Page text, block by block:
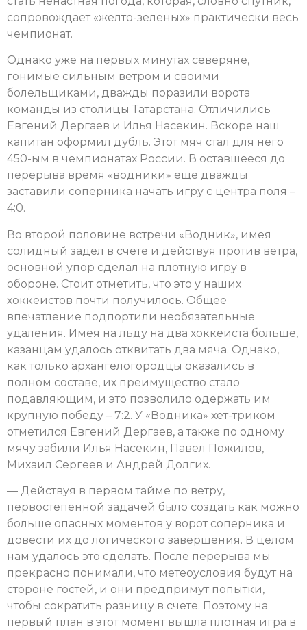
сопровождает «желто-зеленых» практически весь
чемпионат.
Однако уже на первых минутах северяне,
гонимые сильным ветром и своими
болельщиками, дважды поразили ворота
команды из столицы Татарстана. Отличились
Евгений Дергаев и Илья Насекин. Вскоре наш
капитан оформил дубль. Этот мяч стал для него
450-ым в чемпионатах России. В оставшееся до
перерыва время «водники» еще дважды
заставили соперника начать игру с центра поля –
4:0.
Во второй половине встречи «Водник», имея
солидный задел в счете и действуя против ветра,
основной упор сделал на плотную игру в
обороне. Стоит отметить, что это у наших
хоккеистов почти получилось. Общее
впечатление подпортили необязательные
удаления. Имея на льду на два хоккеиста больше,
казанцам удалось отквитать два мяча. Однако,
как только архангелогородцы оказались в
полном составе, их преимущество стало
подавляющим, и это позволило одержать им
крупную победу – 7:2. У «Водника» хет-триком
отметился Евгений Дергаев, а также по одному
мячу забили Илья Насекин, Павел Пожилов,
Михаил Сергеев и Андрей Долгих.
— Действуя в первом тайме по ветру,
первостепенной задачей было создать как можно
больше опасных моментов у ворот соперника и
довести их до логического завершения. В целом
нам удалось это сделать. После перерыва мы
прекрасно понимали, что метеоусловия будут на
стороне гостей, и они предпримут попытки,
чтобы сократить разницу в счете. Поэтому на
первый план в этот момент вышла плотная игра в